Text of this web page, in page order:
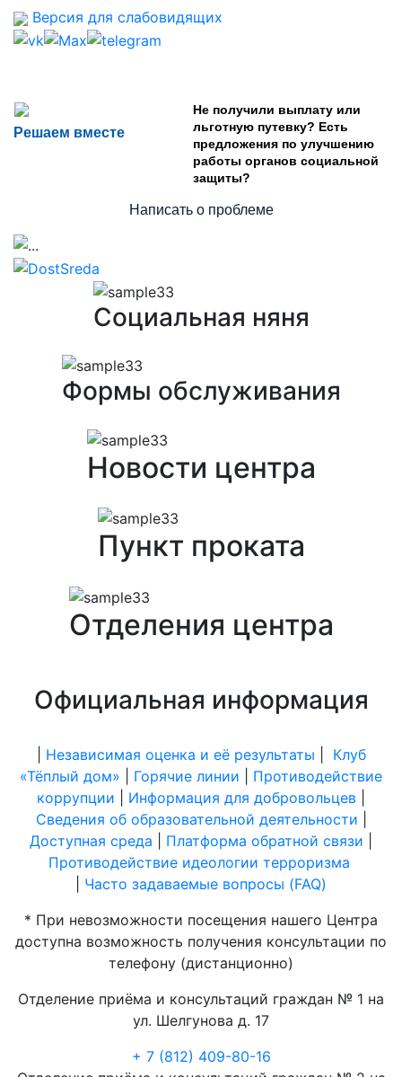
Версия для слабовидящих
Решаем вместе
Не получили выплату или
льготную путевку? Есть
предложения по улучшению
работы органов социальной
защиты?
Написать о проблеме
Социальная няня
Формы обслуживания
Новости центра
Пункт проката
Отделения центра
Официальная информация
Независимая оценка и её результаты
Клуб
«Тёплый дом»
Горячие линии
Противодействие
коррупции
Информация для добровольцев
Сведения об образовательной деятельности
Доступная среда
Платформа обратной связи
Противодействие идеологии терроризма
Часто задаваемые вопросы (FAQ)
* При невозможности посещения нашего Центра
доступна возможность получения консультации по
телефону (дистанционно)
Отделение приёма и консультаций граждан № 1 на
ул. Шелгунова д. 17
+ 7 (812) 409-80-16